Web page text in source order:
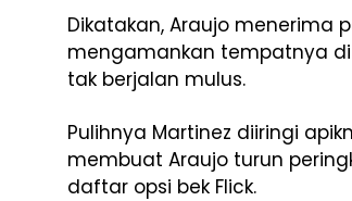
Dikatakan, Araujo menerima
mengamankan tempatnya di
tak berjalan mulus.
Pulihnya Martinez diiringi
membuat Araujo turun
daftar opsi bek Flick.